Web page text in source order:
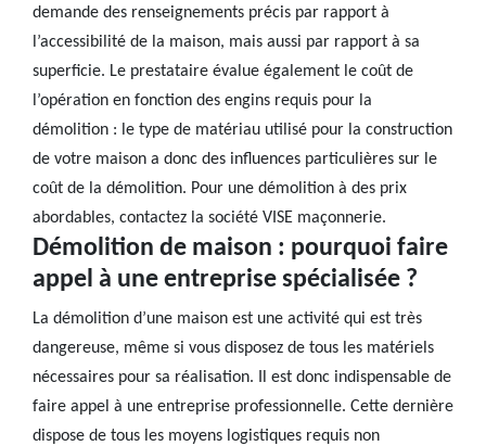
demande des renseignements précis par rapport à
l’accessibilité de la maison, mais aussi par rapport à sa
superficie. Le prestataire évalue également le coût de
l’opération en fonction des engins requis pour la
démolition : le type de matériau utilisé pour la construction
de votre maison a donc des influences particulières sur le
coût de la démolition. Pour une démolition à des prix
abordables, contactez la société VISE maçonnerie.
Démolition de maison : pourquoi faire
appel à une entreprise spécialisée ?
La démolition d’une maison est une activité qui est très
dangereuse, même si vous disposez de tous les matériels
nécessaires pour sa réalisation. Il est donc indispensable de
faire appel à une entreprise professionnelle. Cette dernière
dispose de tous les moyens logistiques requis non